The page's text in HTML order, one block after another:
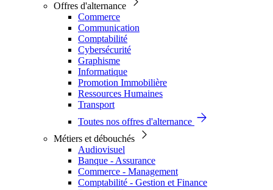
Offres d'alternance
Commerce
Communication
Comptabilité
Cybersécurité
Graphisme
Informatique
Promotion Immobilière
Ressources Humaines
Transport
Toutes nos offres d'alternance
Métiers et débouchés
Audiovisuel
Banque - Assurance
Commerce - Management
Comptabilité - Gestion et Finance